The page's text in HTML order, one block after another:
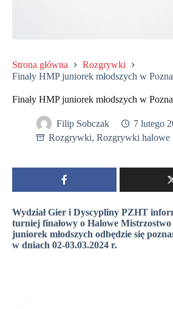
Strona główna
Rozgrywki
Finały HMP juniorek młodszych w
Finały HMP juniorek młodszych w
Filip Sobczak
7 lutego
Rozgrywki, Rozgrywki halowe
Wydział Gier i Dyscypliny PZHT
turniej finałowy o Halowe
juniorek młodszych odbędzie się
w dniach 02-03.03.2024 r.